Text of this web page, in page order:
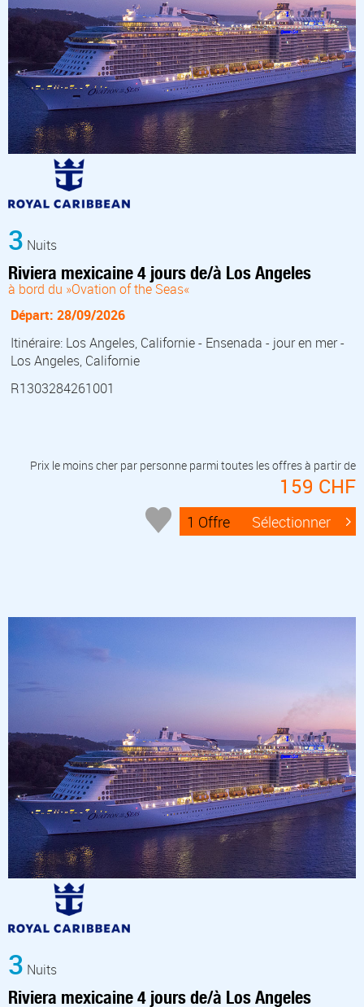
3 Nuits
Riviera mexicaine 4 jours de/à Los Angeles
à bord du »Ovation of the Seas«
Départ: 28/09/2026
Itinéraire: Los Angeles, Californie - Ensenada - jour en mer -
Los Angeles, Californie
R1303284261001
Prix le moins cher par personne parmi toutes les offres à partir de
159 CHF
1 Offre Sélectionner
3 Nuits
Riviera mexicaine 4 jours de/à Los Angeles